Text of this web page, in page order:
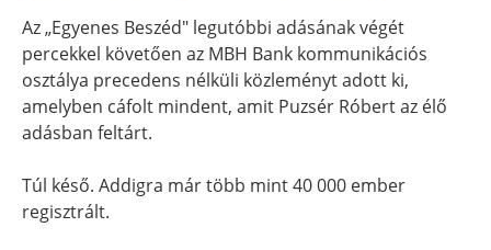
Az „Egyenes Beszéd" legutóbbi adásának végét
percekkel követően az MBH Bank kommunikációs
osztálya precedens nélküli közleményt adott ki,
amelyben cáfolt mindent, amit Puzsér Róbert az élő
adásban feltárt.
Túl késő. Addigra már több mint 40 000 ember
regisztrált.